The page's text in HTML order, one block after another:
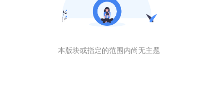
本版块或指定的范围内尚无主题